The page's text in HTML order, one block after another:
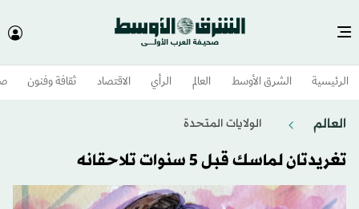
الرئيسية الشرق الأوسط​ العالم الرأي الاقتصاد ثقافة وفنون
العالم الولايات المتحدة​
تغريدتان لماسك قبل 5 سنوات تلاحقانه